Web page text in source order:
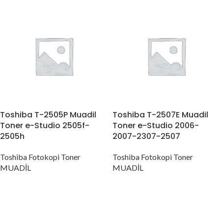
Toshiba T-2505P Muadil
Toner e-Studio 2505f-
2505h
Toshiba Fotokopi Toner
MUADİL
Toshiba T-2507E Muadil
Toner e-Studio 2006-
2007-2307-2507
Toshiba Fotokopi Toner
MUADİL